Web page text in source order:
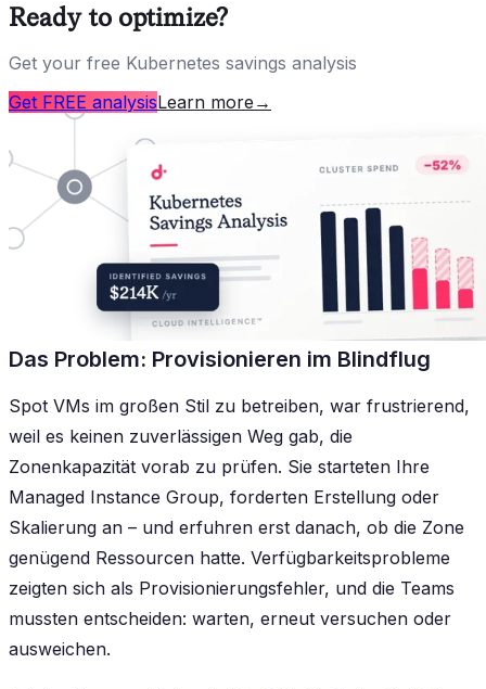
Ready to optimize?
Get your free Kubernetes savings analysis
Get FREE analysisLearn more →
Das Problem: Provisionieren im Blindflug
Spot VMs im großen Stil zu betreiben, war frustrierend,
weil es keinen zuverlässigen Weg gab, die
Zonenkapazität vorab zu prüfen. Sie starteten Ihre
Managed Instance Group, forderten Erstellung oder
Skalierung an – und erfuhren erst danach, ob die Zone
genügend Ressourcen hatte. Verfügbarkeitsprobleme
zeigten sich als Provisionierungsfehler, und die Teams
mussten entscheiden: warten, erneut versuchen oder
ausweichen.